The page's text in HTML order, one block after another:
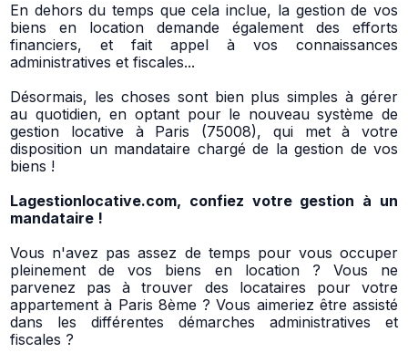
En dehors du temps que cela inclue, la gestion de vos
biens en location demande également des efforts
financiers, et fait appel à vos connaissances
administratives et fiscales...
Désormais, les choses sont bien plus simples à gérer
au quotidien, en optant pour le nouveau système de
gestion locative à Paris (75008), qui met à votre
disposition un mandataire chargé de la gestion de vos
biens !
Lagestionlocative.com, confiez votre gestion à un
mandataire !
Vous n'avez pas assez de temps pour vous occuper
pleinement de vos biens en location ? Vous ne
parvenez pas à trouver des locataires pour votre
appartement à Paris 8ème ? Vous aimeriez être assisté
dans les différentes démarches administratives et
fiscales ?